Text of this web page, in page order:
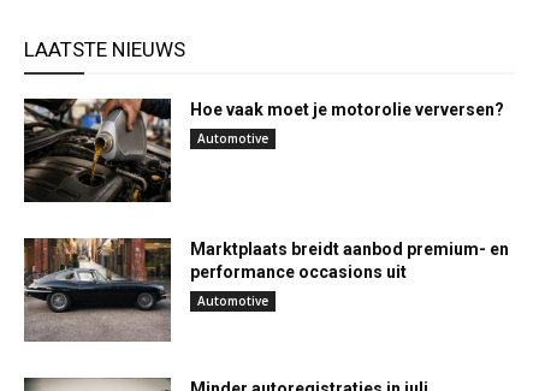
LAATSTE NIEUWS
Hoe vaak moet je motorolie verversen?
Automotive
Marktplaats breidt aanbod premium- en
performance occasions uit
Automotive